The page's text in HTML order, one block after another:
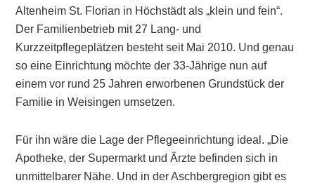
Altenheim St. Florian in Höchstädt als „klein und fein“.
Der Familienbetrieb mit 27 Lang- und
Kurzzeitpflegeplätzen besteht seit Mai 2010. Und genau
so eine Einrichtung möchte der 33-Jährige nun auf
einem vor rund 25 Jahren erworbenen Grundstück der
Familie in Weisingen umsetzen.
Für ihn wäre die Lage der Pflegeeinrichtung ideal. „Die
Apotheke, der Supermarkt und Ärzte befinden sich in
unmittelbarer Nähe. Und in der Aschbergregion gibt es